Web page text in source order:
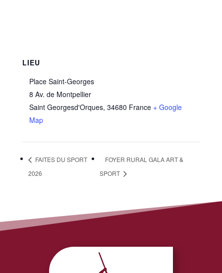
LIEU
Place Saint-Georges
8 Av. de Montpellier
Saint Georgesd'Orques, 34680 France + Google
Map
FAITES DU SPORT
2026
FOYER RURAL GALA ART &
SPORT